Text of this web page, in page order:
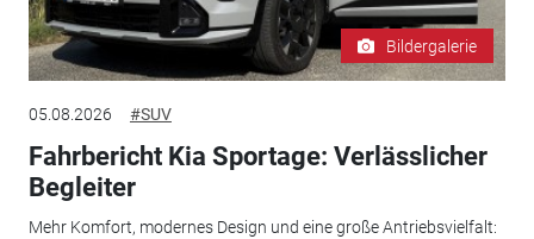
Bildergalerie
05.08.2026 #SUV
Fahrbericht Kia Sportage: Verlässlicher
Begleiter
Mehr Komfort, modernes Design und eine große Antriebsvielfalt: